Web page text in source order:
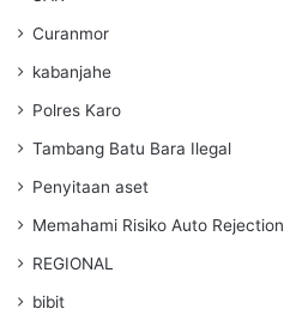
Curanmor
kabanjahe
Polres Karo
Tambang Batu Bara Ilegal
Penyitaan aset
Memahami Risiko Auto Rejection
REGIONAL
bibit